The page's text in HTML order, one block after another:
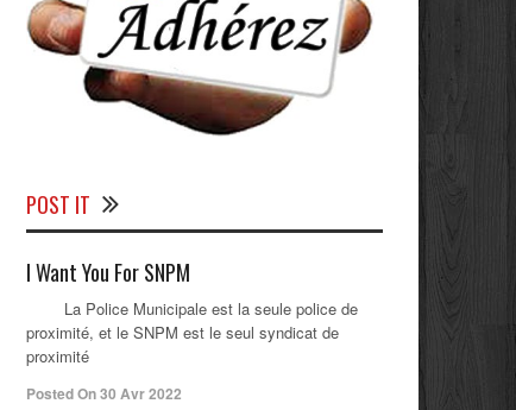
POST IT
I Want You For SNPM
La Police Municipale est la seule police de
proximité, et le SNPM est le seul syndicat de
proximité
Posted On 30 Avr 2022